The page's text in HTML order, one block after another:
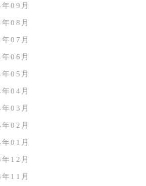
09月
08月
07月
06月
05月
04月
03月
02月
01月
12月
11月